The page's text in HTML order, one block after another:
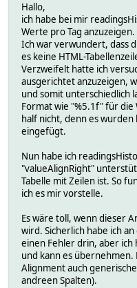
Hallo,
ich habe bei mir
Werte pro Tag anzuzeigen.
Ich war verwundert, dass
es keine HTML-
Verzweifelt hatte ich
ausgerichtet anzuzeigen,
und somit unterschiedlich
Format wie "%5.1f" für
half nicht, denn es
eingefügt.
Nun habe ich
"valueAlignRight"
Tabelle mit Zeilen ist. So
ich es mir vorstelle.
Es wäre toll, wenn dieser
wird. Sicherlich habe ich
einen Fehler drin, aber
und kann es
Alignment auch
andreen Spalten).